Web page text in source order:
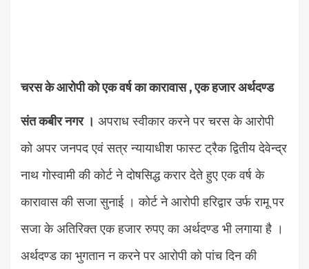
चरस के आरोपी को एक वर्ष का कारावास , एक हजार अर्थदण्ड
संत कबीर नगर । अपराध स्वीकार करने पर चरस के आरोपी
को अपर जनपद एवं सत्र न्यायाधीश फास्ट ट्रैक द्वितीय देवेन्द्र
नाथ गोस्वामी की कोर्ट ने दोषसिद्ध करार देते हुए एक वर्ष के
कारावास की सजा सुनाई । कोर्ट ने आरोपी हरिद्वार उर्फ रामू पर
सजा के अतिरिक्त एक हजार रुपए का अर्थदण्ड भी लगाया है ।
अर्थदण्ड का भुगतान न करने पर आरोपी को पांच दिन की